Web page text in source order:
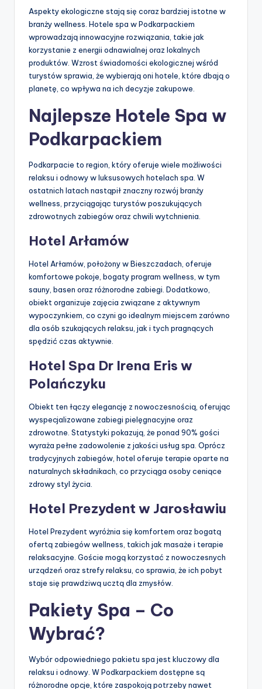
Aspekty ekologiczne stają się coraz bardziej istotne w
branży wellness. Hotele spa w Podkarpackiem
wprowadzają innowacyjne rozwiązania, takie jak
korzystanie z energii odnawialnej oraz lokalnych
produktów. Wzrost świadomości ekologicznej wśród
turystów sprawia, że wybierają oni hotele, które dbają o
planetę, co wpływa na ich decyzje zakupowe.
Najlepsze Hotele Spa w
Podkarpackiem
Podkarpacie to region, który oferuje wiele możliwości
relaksu i odnowy w luksusowych hotelach spa. W
ostatnich latach nastąpił znaczny rozwój branży
wellness, przyciągając turystów poszukujących
zdrowotnych zabiegów oraz chwili wytchnienia.
Hotel Arłamów
Hotel Arłamów, położony w Bieszczadach, oferuje
komfortowe pokoje, bogaty program wellness, w tym
sauny, basen oraz różnorodne zabiegi. Dodatkowo,
obiekt organizuje zajęcia związane z aktywnym
wypoczynkiem, co czyni go idealnym miejscem zarówno
dla osób szukających relaksu, jak i tych pragnących
spędzić czas aktywnie.
Hotel Spa Dr Irena Eris w
Polańczyku
Obiekt ten łączy elegancję z nowoczesnością, oferując
wyspecjalizowane zabiegi pielęgnacyjne oraz
zdrowotne. Statystyki pokazują, że ponad 90% gości
wyraża pełne zadowolenie z jakości usług spa. Oprócz
tradycyjnych zabiegów, hotel oferuje terapie oparte na
naturalnych składnikach, co przyciąga osoby ceniące
zdrowy styl życia.
Hotel Prezydent w Jarosławiu
Hotel Prezydent wyróżnia się komfortem oraz bogatą
ofertą zabiegów wellness, takich jak masaże i terapie
relaksacyjne. Goście mogą korzystać z nowoczesnych
urządzeń oraz strefy relaksu, co sprawia, że ich pobyt
staje się prawdziwą ucztą dla zmysłów.
Pakiety Spa – Co
Wybrać?
Wybór odpowiedniego pakietu spa jest kluczowy dla
relaksu i odnowy. W Podkarpackiem dostępne są
różnorodne opcje, które zaspokoją potrzeby nawet